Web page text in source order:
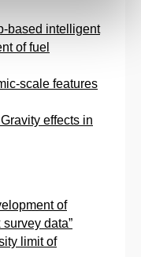
based intelligent
of fuel
scale features
effects in
of
data”
limit of